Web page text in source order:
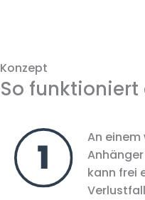
Konzept
So funktioniert
An
kann frei